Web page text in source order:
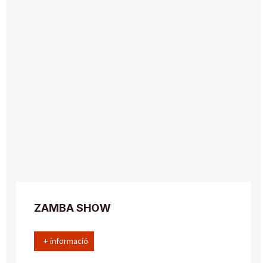
ZAMBA SHOW
+ informació